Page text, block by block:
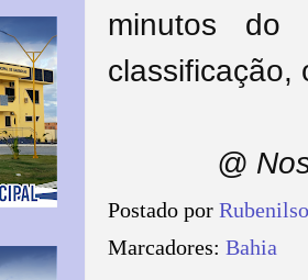
minutos
classificação,
@
Postado por
Marcadores: Bahia